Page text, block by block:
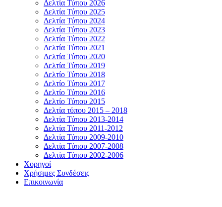
Δελτία Τύπου 2026
Δελτία Τύπου 2025
Δελτία Τύπου 2024
Δελτία Τύπου 2023
Δελτία Τύπου 2022
Δελτία Τύπου 2021
Δελτία Τύπου 2020
Δελτία Τύπου 2019
Δελτίο Τύπου 2018
Δελτίο Τύπου 2017
Δελτίο Τύπου 2016
Δελτίο Τύπου 2015
Δελτία τύπου 2015 – 2018
Δελτία Τύπου 2013-2014
Δελτία Τύπου 2011-2012
Δελτία Τύπου 2009-2010
Δελτία Τύπου 2007-2008
Δελτία Τύπου 2002-2006
Χορηγοί
Χρήσιμες Συνδέσεις
Επικοινωνία